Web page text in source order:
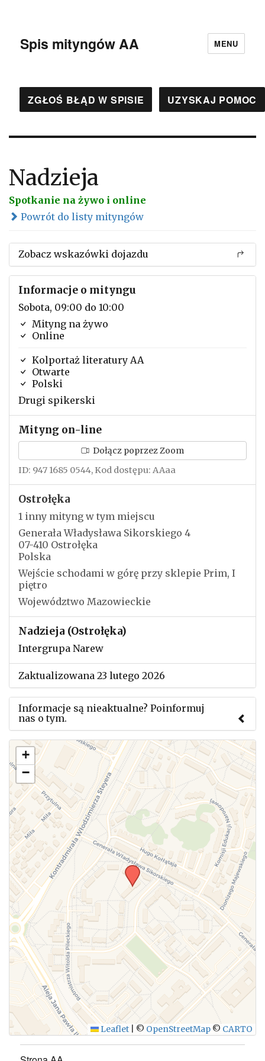
Spis mityngów AA MENU
ZGŁOŚ BŁĄD W SPISIE UZYSKAJ POMOC
Nadzieja
Spotkanie na żywo i online
Powrót do listy mityngów
Zobacz wskazówki dojazdu
Informacje o mityngu
Sobota, 09:00 do 10:00
Mityng na żywo
Online
Kolportaż literatury AA
Otwarte
Polski
Drugi spikerski
Mityng on-line
Dołącz poprzez Zoom
ID: 947 1685 0544, Kod dostępu: AAaa
Ostrołęka
1 inny mityng w tym miejscu
Generała Władysława Sikorskiego 4
07-410 Ostrołęka
Polska
Wejście schodami w górę przy sklepie Prim, I
piętro
Województwo Mazowieckie
Nadzieja (Ostrołęka)
Intergrupa Narew
Zaktualizowana 23 lutego 2026
Informacje są nieaktualne? Poinformuj
nas o tym.
Użyj tego formularza aby przesłać informację o
zmianach w powyższym mityngu.
WYŚLIJ
+
−
Leaflet © OpenStreetMap © CARTO